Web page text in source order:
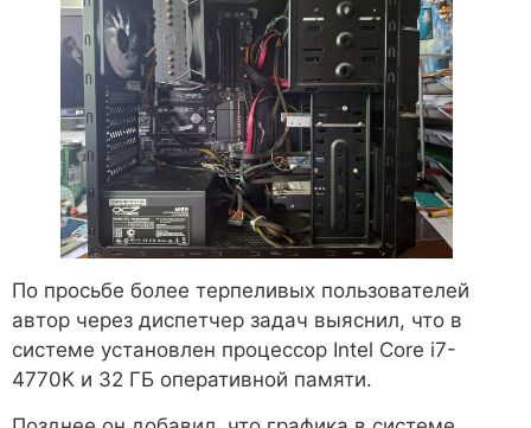
По просьбе более терпеливых пользователей
автор через диспетчер задач выяснил, что в
системе установлен процессор Intel Core i7-
4770K и 32 ГБ оперативной памяти.